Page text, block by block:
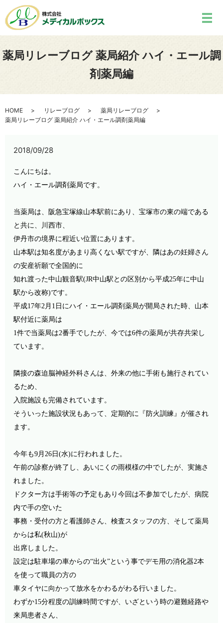
薬局リレーブログ 薬局紹介 ハイ・エール調
剤薬局編
HOME リレーブログ
薬局リレーブログ
薬局リレーブログ 薬局紹介 ハイ・エール調剤薬局編
2018/09/28
こんにちは。
ハイ・ エール調剤薬局です。
当薬局は、阪急宝塚線山本駅前にあり、宝塚市の東の端である
と共に、川西市、
伊丹市の境界に程近い位置にあります。
山本駅は知名度があまり高くない駅ですが、隣はあの妊婦さん
の安産祈願で全国的に
知れ渡った中山観音駅(JR中山駅との区別から平成25年に中山
駅から改称)です。
平成17年2月 1 日にハイ・エール調剤薬局が開局された時、山本
駅付近に薬局は
1件で当薬局は2番手でしたが、今では6件の薬局が共存共栄し
ています。
隣接の森迫脳神経外科さんは、外来の他に手術も施行されてい
るため、
入院施設も完備されています。
そういった施設状況もあって、定期的に 『防火訓練』が催され
ます。
今年も9月26 日(水)に行われました。
午前の診察が終了し、あいにくの雨模様の中でしたが、実施さ
れました。
ドクター方は手術等の予定もあり今回は不参加でしたが、病院
内で手の空いた
事務・受付の方と看護師さん、検査スタッフの方、そして薬局
からは私(秋山)が
出席しました。
設定は駐車場の車からの“出火”という事でデモ用の消化器2本
を使って職員の方の
車タイヤに向かって放水をかわるがわる行いました。
わずか15分程度の訓練時間ですが、いざという時の避難経路や
来局患者さん、